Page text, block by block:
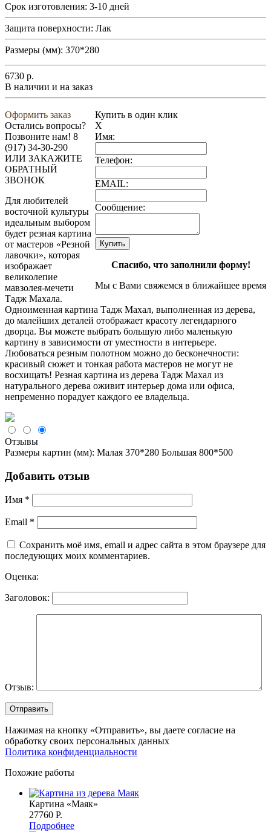
Срок изготовления: 3-10 дней
Защита поверхности: Лак
Размеры (мм): 370*280
6730 р.
В наличии и на заказ
Оформить заказ
Купить в один клик
X
Имя:
Телефон:
EMAIL:
Сообщение:
Спасибо, что заполнили форму!
Мы с Вами свяжемся в ближайшее время
Остались вопросы?
Позвоните нам! 8
(917) 34-30-290
ИЛИ ЗАКАЖИТЕ
ОБРАТНЫЙ
ЗВОНОК
Для любителей
восточной культуры
идеальным выбором
будет резная картина
от мастеров «Резной
лавочки», которая
изображает
великолепие
мавзолея-мечети
Тадж Махала.
Одноименная картина Тадж Махал, выполненная из дерева,
до малейших деталей отображает красоту легендарного
дворца. Вы можете выбрать большую либо маленькую
картину в зависимости от уместности в интерьере.
Любоваться резным полотном можно до бесконечности:
красивый сюжет и тонкая работа мастеров не могут не
восхищать! Резная картина из дерева Тадж Махал из
натурального дерева оживит интерьер дома или офиса,
непременно порадует каждого ее владельца.
Отзывы
Размеры картин (мм): Малая 370*280 Большая 800*500
Добавить отзыв
Имя *
Email *
Сохранить моё имя, email и адрес сайта в этом браузере для
последующих моих комментариев.
Оценка:
Заголовок:
Отзыв:
Нажимая на кнопку «Отправить», вы даете согласие на
обработку своих персональных данных
Политика конфиденциальности
Похожие работы
Картина «Маяк»
27760 P.
Подробнее